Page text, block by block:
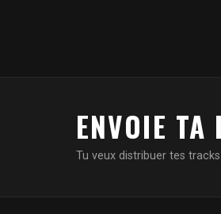
ENVOIE TA
Tu veux distribuer tes